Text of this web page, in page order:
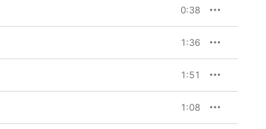
0:38
1:36
1:51
1:08